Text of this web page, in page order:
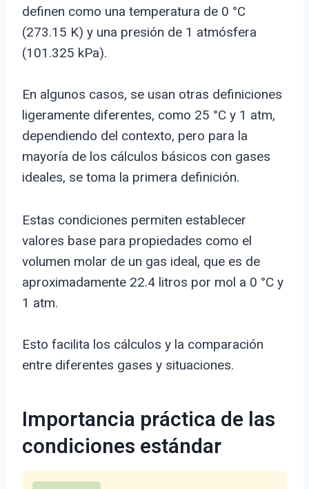
definen como una temperatura de 0 °C
(273.15 K) y una presión de 1 atmósfera
(101.325 kPa).
En algunos casos, se usan otras definiciones
ligeramente diferentes, como 25 °C y 1 atm,
dependiendo del contexto, pero para la
mayoría de los cálculos básicos con gases
ideales, se toma la primera definición.
Estas condiciones permiten establecer
valores base para propiedades como el
volumen molar de un gas ideal, que es de
aproximadamente 22.4 litros por mol a 0 °C y
1 atm.
Esto facilita los cálculos y la comparación
entre diferentes gases y situaciones.
Importancia práctica de las
condiciones estándar